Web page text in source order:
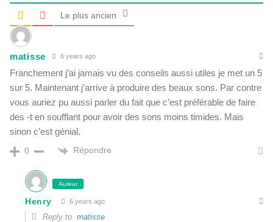
Le plus ancien
matisse 6 years ago
Franchement j’ai jamais vu des conseils aussi utiles je met un 5
sur 5. Maintenant j’arrive à produire des beaux sons. Par contre
vous auriez pu aussi parler du fait que c’est préférable de faire
des -t en soufflant pour avoir des sons moins timides. Mais
sinon c’est génial.
0 Répondre
Auteur
Henry 6 years ago
Reply to matisse